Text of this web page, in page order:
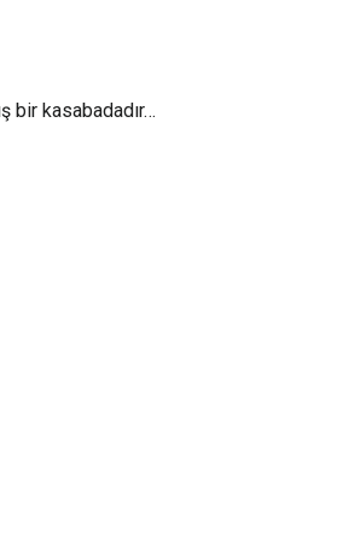
bir kasabadadır…